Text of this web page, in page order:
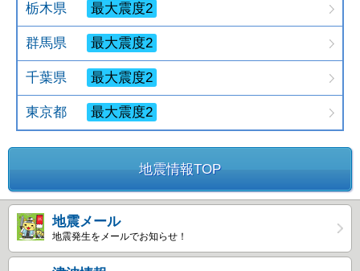
栃木県 最大震度2
群馬県 最大震度2
千葉県 最大震度2
東京都 最大震度2
地震情報TOP
地震メール
地震発生をメールでお知らせ！